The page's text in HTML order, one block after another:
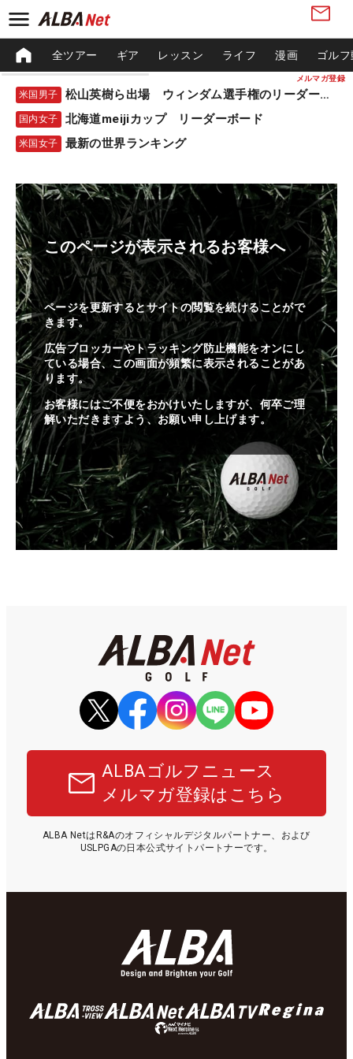
メルマガ登録
全ツアー ギア レッスン ライフ 漫画 ゴル
米国男子 松山英樹ら出場 ウィンダム選手権のリーダーボード
国内女子 北海道meijiカップ リーダーボード
米国女子 最新の世界ランキング
このページが表示されるお客様へ
ページを更新するとサイトの閲覧を続けることがで
きます。
広告ブロッカーやトラッキング防止機能をオンにし
ている場合、この画面が頻繁に表示されることがあ
ります。
お客様にはご不便をおかけいたしますが、何卒ご理
解いただきますよう、お願い申し上げます。
ALBAゴルフニュース
メルマガ登録はこちら
ALBA NetはR&Aのオフィシャルデジタルパートナー、および
USLPGAの日本公式サイトパートナーです。